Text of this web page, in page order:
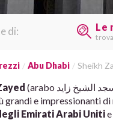
di: Le
Abu Dhabi Sheikh
grandi e impressionanti di
Emirati Arabi Uniti